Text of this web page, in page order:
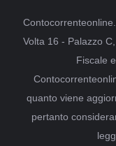
Volta 16 - Palazzo
Fiscale
quanto viene
pertanto